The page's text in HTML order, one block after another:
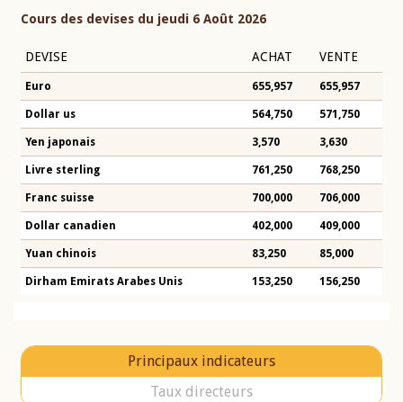
Cours des devises du jeudi 6 Août 2026
DEVISE ACHAT VENTE
Euro 655,957 655,957
Dollar us 564,750 571,750
Yen japonais 3,570 3,630
Livre sterling 761,250 768,250
Franc suisse 700,000 706,000
Dollar canadien 402,000 409,000
Yuan chinois 83,250 85,000
Dirham Emirats Arabes Unis 153,250 156,250
Principaux indicateurs
Taux directeurs